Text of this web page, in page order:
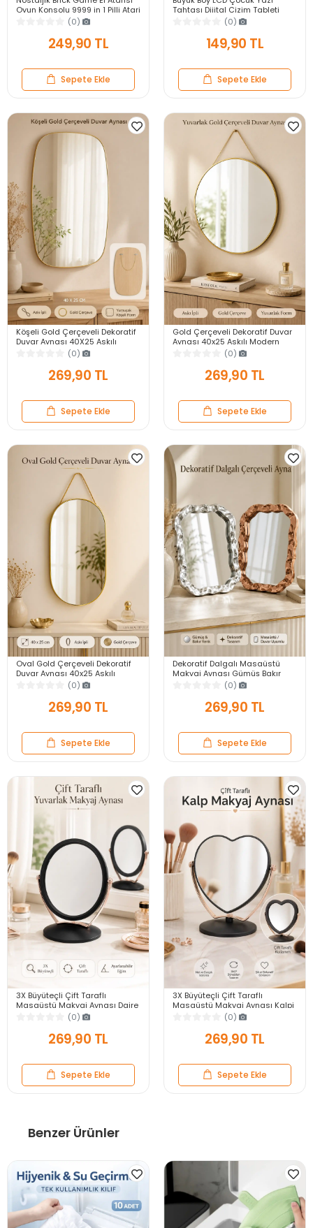
Oyun Konsolu 9999 in 1 Pilli Atari
Eğlenceli Çocuk Oyuncağı
(0)
249,90 TL
Sepete Ekle
Tahtası Dijital Çizim Tableti
Kalemli Silinebilir 8.5′ Oyuncak
(0)
149,90 TL
Sepete Ekle
Köşeli Gold Çerçeveli Dekoratif
Duvar Aynası 40X25 Askılı
Modern Salon Antre Banyo
Yatak Odası Ayna
(0)
269,90 TL
Sepete Ekle
Gold Çerçeveli Dekoratif Duvar
Aynası 40x25 Askılı Modern
Salon Antre Banyo Yatak Odası
(0)
269,90 TL
Sepete Ekle
Oval Gold Çerçeveli Dekoratif
Duvar Aynası 40x25 Askılı
Modern Salon Antre Banyo
Yatak Odası Aynası
(0)
269,90 TL
Sepete Ekle
Dekoratif Dalgalı Masaüstü
Makyaj Aynası Gümüş Bakır
Çerçeveli Modern Yakın Duvar
(0)
269,90 TL
Sepete Ekle
3X Büyüteçli Çift Taraflı
Masaüstü Makyaj Aynası Daire
Siyah Rose Gold Standlı
Dekoratif Yakın Ayna
(0)
269,90 TL
Sepete Ekle
3X Büyüteçli Çift Taraflı
Masaüstü Makyaj Aynası Kalpi
Siyah Rose Gold Standlı
Dekoratif Yakın Ayna
(0)
269,90 TL
Sepete Ekle
Benzer Ürünler